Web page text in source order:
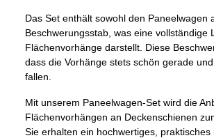
Das Set enthält sowohl den Paneelwagen
Beschwerungsstab, was eine vollständige
Flächenvorhänge darstellt. Diese
dass die Vorhänge stets schön gerade
fallen.
Mit unserem Paneelwagen-Set wird die
Flächenvorhängen an Deckenschienen
Sie erhalten ein hochwertiges, praktisches